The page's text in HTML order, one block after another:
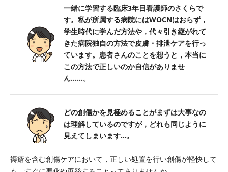
一緒に学習する臨床3年目看護師のさくらで
す。私が所属する病院にはWOCNはおらず，
学生時代に学んだ方法や，代々引き継がれて
きた病院独自の方法で皮膚・排泄ケアを行っ
ています。患者さんのことを想うと，本当に
この方法で正しいのか自信がありませ
ん……。
どの創傷かを見極めることがまずは大事なの
は理解しているのですが，どれも同じように
見えてしまいます…。
褥瘡を含む創傷ケアにおいて，正しい処置を行い創傷が軽快して